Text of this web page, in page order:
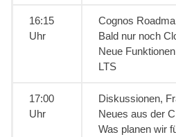
16:15
Uhr
Cognos
Bald nur noch
Neue
LTS
17:00
Uhr
Diskussionen,
Neues aus der
Was planen wir